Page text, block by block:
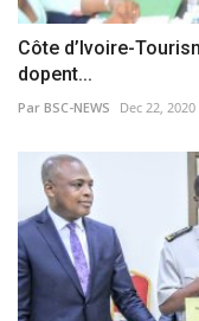
Côte d’Ivoire-
dopent...
Par BSC-NEWS Dec 22, 2020